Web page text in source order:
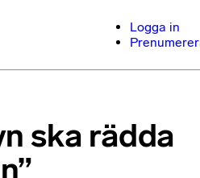
Logga in
ska rädda